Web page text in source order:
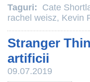
Taguri: Cate
rachel weisz, Kevin
Stranger
artificii
09.07.2019